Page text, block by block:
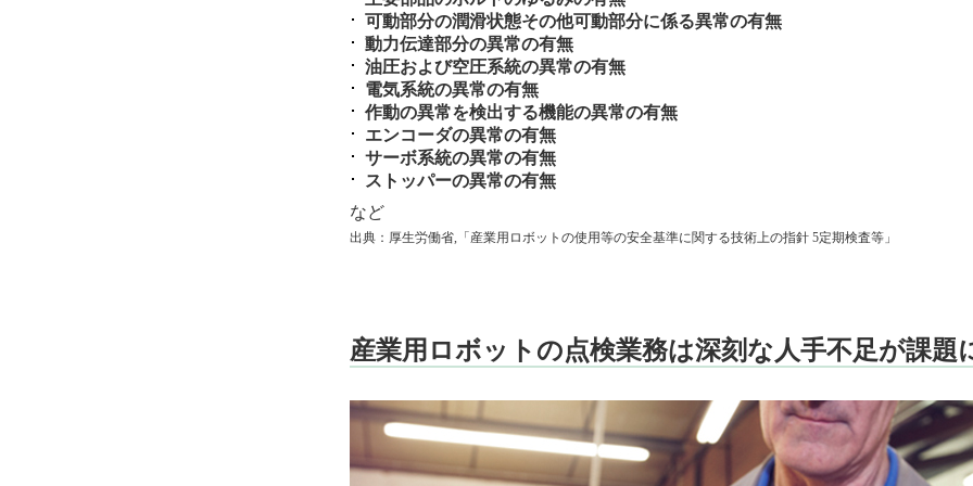
可動部分の潤滑状態その他可動部分に係る異常の有無
動力伝達部分の異常の有無
油圧および空圧系統の異常の有無
電気系統の異常の有無
作動の異常を検出する機能の異常の有無
エンコーダの異常の有無
サーボ系統の異常の有無
ストッパーの異常の有無
など
出典：厚生労働省,「産業用ロボットの使用等の安全基準に関する技術上の指針 5定期検査等」
産業用ロボットの点検業務は深刻な人手不足が課題